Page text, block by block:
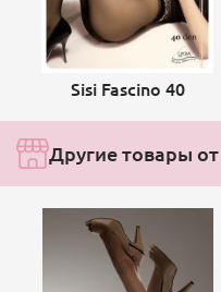
Sisi Fascino 40
Другие товары